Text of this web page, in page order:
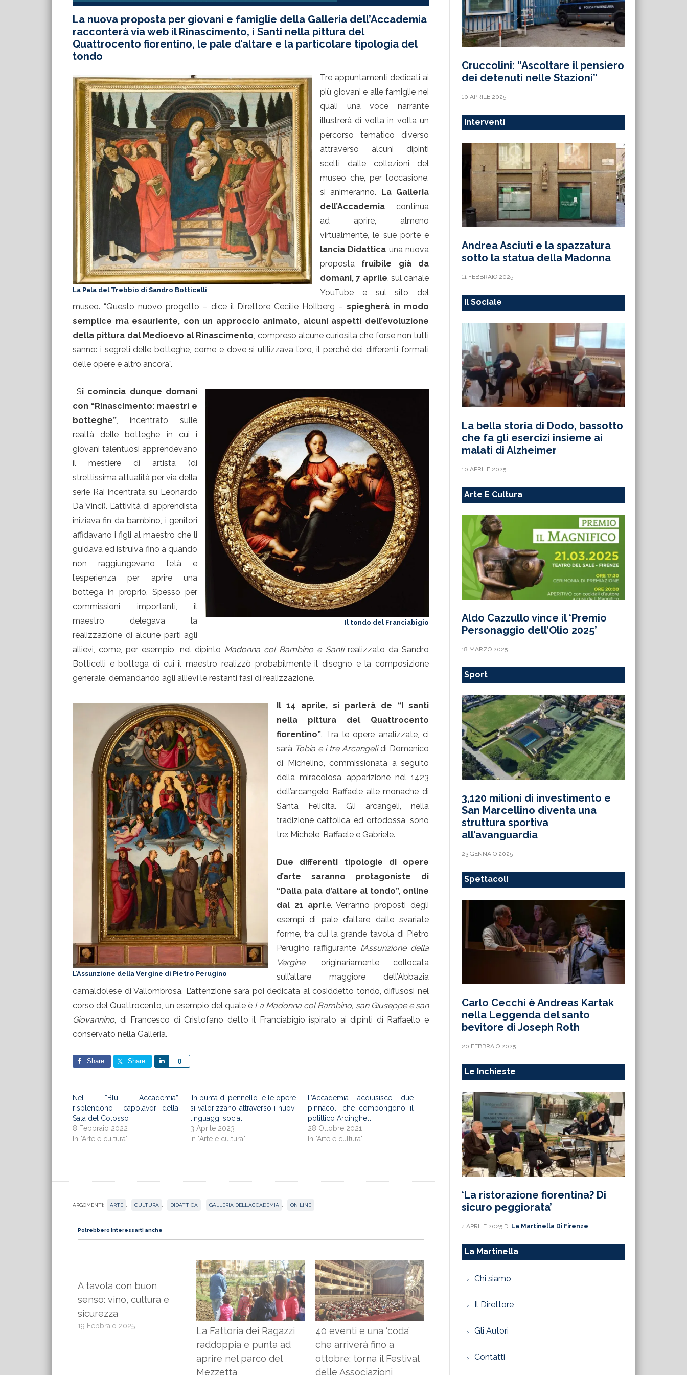
La nuova proposta per giovani e famiglie della Galleria dell’Accademia
racconterà via web il Rinascimento, i Santi nella pittura del
Quattrocento fiorentino, le pale d’altare e la particolare tipologia del
tondo
La Pala del Trebbio di Sandro Botticelli
Tre appuntamenti dedicati ai
più giovani e alle famiglie nei
quali una voce narrante
illustrerà di volta in volta un
percorso tematico diverso
attraverso alcuni dipinti
scelti dalle collezioni del
museo che, per l’occasione,
si animeranno. La Galleria
dell’Accademia continua
ad aprire, almeno
virtualmente, le sue porte e
lancia Didattica una nuova
proposta fruibile già da
domani, 7 aprile, sul canale
YouTube e sul sito del
museo. “Questo nuovo progetto – dice il Direttore Cecilie Hollberg –spiegherà in modo
semplice ma esauriente, con un approccio animato, alcuni aspetti dell’evoluzione
della pittura dal Medioevo al Rinascimento, compreso alcune curiosità che forse non tutti
sanno: i segreti delle botteghe, come e dove si utilizzava l’oro, il perché dei differenti formati
delle opere e altro ancora”.
Il tondo del Franciabigio
Si comincia dunque domani
con “Rinascimento: maestri e
botteghe”, incentrato sulle
realtà delle botteghe in cui i
giovani talentuosi apprendevano
il mestiere di artista (di
strettissima attualità per via della
serie Rai incentrata su Leonardo
Da Vinci). L’attività di apprendista
iniziava fin da bambino, i genitori
affidavano i figli al maestro che li
guidava ed istruiva fino a quando
non raggiungevano l’età e
l’esperienza per aprire una
bottega in proprio. Spesso per
commissioni importanti, il
maestro delegava la
realizzazione di alcune parti agli
allievi, come, per esempio, nel dipinto Madonna col Bambino e Santirealizzato da Sandro
Botticelli e bottega di cui il maestro realizzò probabilmente il disegno e la composizione
generale, demandando agli allievi le restanti fasi di realizzazione.
L’Assunzione della Vergine di Pietro Perugino
Il 14 aprile, si parlerà de “I santi
nella pittura del Quattrocento
fiorentino”. Tra le opere analizzate, ci
sarà Tobia e i tre Arcangelidi Domenico
di Michelino, commissionata a seguito
della miracolosa apparizione nel 1423
dell’arcangelo Raffaele alle monache di
Santa Felicita. Gli arcangeli, nella
tradizione cattolica ed ortodossa, sono
tre: Michele, Raffaele e Gabriele.
Due differenti tipologie di opere
d’arte saranno protagoniste di
“Dalla pala d’altare al tondo”, online
dal 21 aprile. Verranno proposti degli
esempi di pale d’altare dalle svariate
forme, tra cui la grande tavola di Pietro
Perugino raffigurante l’Assunzione della
Vergine, originariamente collocata
sull’altare maggiore dell’Abbazia
camaldolese di Vallombrosa. L’attenzione sarà poi dedicata al cosiddetto tondo, diffusosi nel
corso del Quattrocento, un esempio del quale è La Madonna col Bambino, san Giuseppe e san
Giovannino, di Francesco di Cristofano detto il Franciabigio ispirato ai dipinti di Raffaello e
conservato nella Galleria.
Share Share 0
Share
Nel “Blu Accademia”
risplendono i capolavori della
Sala del Colosso
8 Febbraio 2022
In "Arte e cultura"
‘In punta di pennello’, e le opere
si valorizzano attraverso i nuovi
linguaggi social
3 Aprile 2023
In "Arte e cultura"
L’Accademia acquisisce due
pinnacoli che compongono il
polittico Ardinghelli
28 Ottobre 2021
In "Arte e cultura"
ARGOMENTI: ARTE CULTURA DIDATTICA GALLERIA DELL'ACCADEMIA ON LINE
Potrebbero interessarti anche
A tavola con buon
senso: vino, cultura e
sicurezza
19 Febbraio 2025
La Fattoria dei Ragazzi
raddoppia e punta ad
aprire nel parco del
Mezzetta
40 eventi e una ‘coda’
che arriverà fino a
ottobre: torna il Festival
delle Associazioni
Cruccolini: “Ascoltare il pensiero
dei detenuti nelle Stazioni”
10 APRILE 2025
Interventi
Andrea Asciuti e la spazzatura
sotto la statua della Madonna
11 FEBBRAIO 2025
Il Sociale
La bella storia di Dodo, bassotto
che fa gli esercizi insieme ai
malati di Alzheimer
10 APRILE 2025
Arte E Cultura
Aldo Cazzullo vince il ‘Premio
Personaggio dell’Olio 2025’
18 MARZO 2025
Sport
3,120 milioni di investimento e
San Marcellino diventa una
struttura sportiva
all’avanguardia
23 GENNAIO 2025
Spettacoli
Carlo Cecchi è Andreas Kartak
nella Leggenda del santo
bevitore di Joseph Roth
20 FEBBRAIO 2025
Le Inchieste
‘La ristorazione fiorentina? Di
sicuro peggiorata’
4 APRILE 2025 DI La Martinella Di Firenze
La Martinella
Chi siamo
Il Direttore
Gli Autori
Contatti